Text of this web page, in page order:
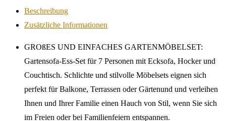
Beschreibung
Zusätzliche Informationen
GROßES UND EINFACHES GARTENMÖBELSET:
Gartensofa-Ess-Set für 7 Personen mit Ecksofa, Hocker und
Couchtisch. Schlichte und stilvolle Möbelsets eignen sich
perfekt für Balkone, Terrassen oder Gärtenund und verleihen
Ihnen und Ihrer Familie einen Hauch von Stil, wenn Sie sich
im Freien oder bei Familienfeiern entspannen.